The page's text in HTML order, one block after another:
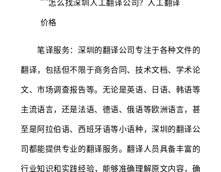
笔译服务：深圳的翻译公司专注于各种文件的
翻译，包括但不限于商务合同、技术文档、学术论
文、市场调查报告等。无论是英语、日语、韩语等
主流语言，还是法语、德语、俄语等欧洲语言，甚
至是阿拉伯语、西班牙语等小语种，深圳的翻译公
司都能提供专业的翻译服务。翻译人员具备丰富的
行业知识和实践经验，能够准确理解原文内容，确